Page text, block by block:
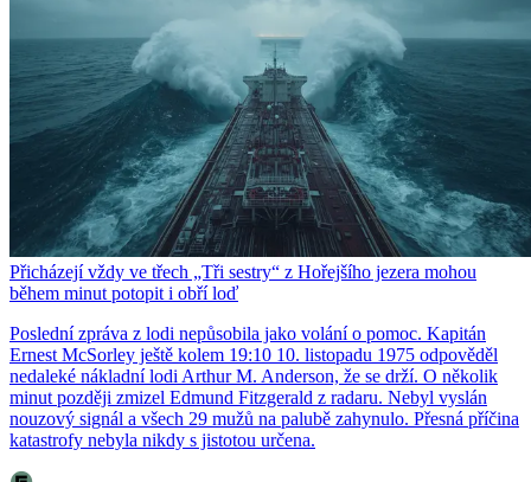
Přicházejí vždy ve třech „Tři sestry“ z Hořejšího jezera mohou
během minut potopit i obří loď
Poslední zpráva z lodi nepůsobila jako volání o pomoc. Kapitán
Ernest McSorley ještě kolem 19:10 10. listopadu 1975 odpověděl
nedaleké nákladní lodi Arthur M. Anderson, že se drží. O několik
minut později zmizel Edmund Fitzgerald z radaru. Nebyl vyslán
nouzový signál a všech 29 mužů na palubě zahynulo. Přesná příčina
katastrofy nebyla nikdy s jistotou určena.